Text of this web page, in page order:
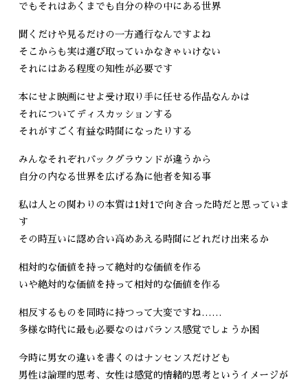
でもそれはあくまでも自分の枠の中にある世界
聞くだけや見るだけの一方通行なんですよね
そこからも実は選び取っていかなきゃいけない
それにはある程度の知性が必要です
本にせよ映画にせよ受け取り手に任せる作品なんかは
それについてディスカッションする
それがすごく有益な時間になったりする
みんなそれぞれバックグラウンドが違うから
自分の内なる世界を広げる為に他者を知る事
私は人との関わりの本質は1対1で向き合った時だと思っていま
す
その時互いに認め合い高めあえる時間にどれだけ出来るか
相対的な価値を持って絶対的な価値を作る
いや絶対的な価値を持って相対的な価値を作る
相反するものを同時に持つって大変ですね……
多様な時代に最も必要なのはバランス感覚でしょうか困
今時に男女の違いを書くのはナンセンスだけども
男性は論理的思考、女性は感覚的情緒的思考というイメージが